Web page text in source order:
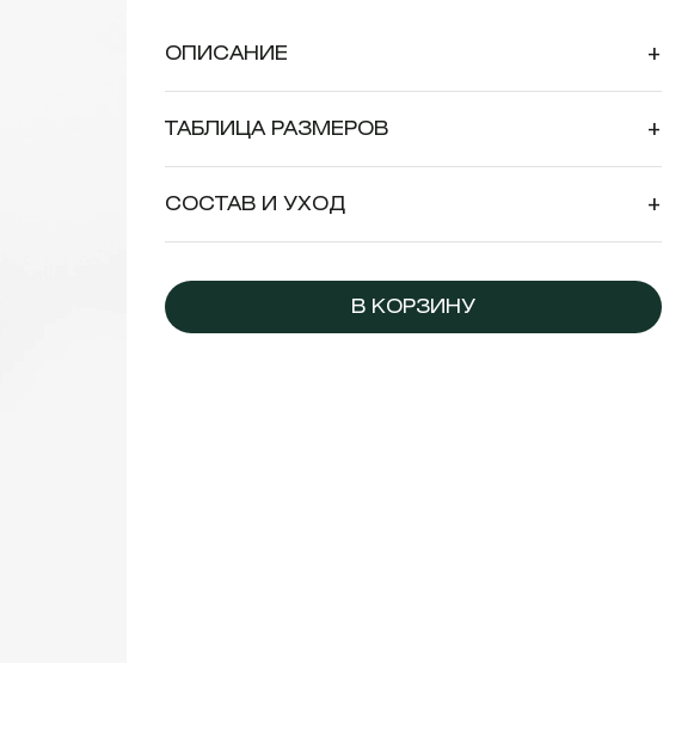
ОПИСАНИЕ +
ТАБЛИЦА РАЗМЕРОВ +
СОСТАВ И УХОД +
В КОРЗИНУ